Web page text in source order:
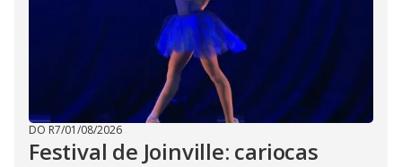
DO R7/01/08/2026
Festival de Joinville: cariocas